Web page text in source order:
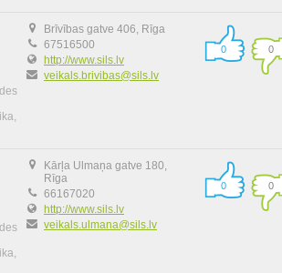
Brīvības gatve 406, Rīga
67516500
http://www.sils.lv
veikals.brivibas@sils.lv
0 0
Kārļa Ulmaņa gatve 180,
Rīga
66167020
http://www.sils.lv
veikals.ulmana@sils.lv
0 0